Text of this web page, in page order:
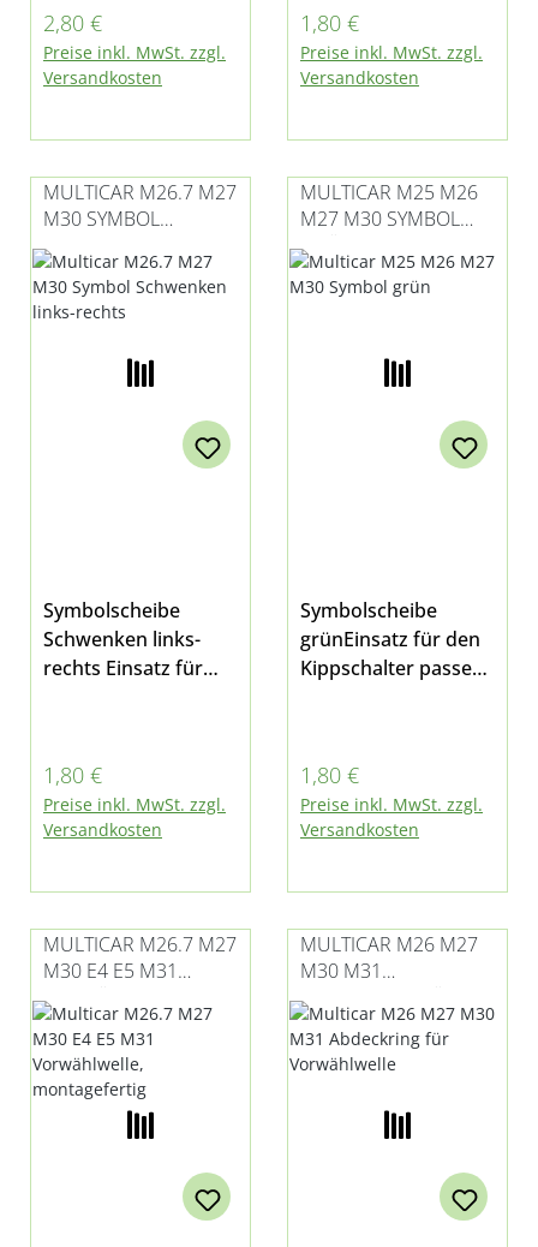
und Fumo M30
E3/E4/E5
Regulärer Preis:
2,80 €
Preise inkl. MwSt. zzgl.
Versandkosten
(Mod. 91), M26 - alle
Modelle, M27,
M27compact und
Regulärer Preis:
1,80 €
Preise inkl. MwSt. zzgl.
Versandkosten
MULTICAR M26.7 M27
M30 SYMBOL
SCHWENKEN LINKS-
RECHTS
Symbolscheibe
Schwenken links-
rechts Einsatz für
M27, M27compact
und Fumo M30
E3/E4/E5
Regulärer Preis:
1,80 €
Preise inkl. MwSt. zzgl.
Versandkosten
MULTICAR M25 M26
M27 M30 SYMBOL
GRÜN
Symbolscheibe
grünEinsatz für den
Kippschalter passen
M30außerdem
passend für Tremo
Carrier und
Regulärer Preis:
1,80 €
Preise inkl. MwSt. zzgl.
Versandkosten
MULTICAR M26.7 M27
M30 E4 E5 M31
VORWÄHLWELLE,
MONTAGEFERTIG
MULTICAR M26 M27
M30 M31
ABDECKRING FÜR
VORWÄHLWELLE